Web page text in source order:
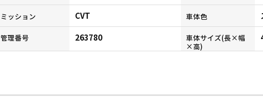
ミッション CVT 車体色
管理番号 263780
車体サイズ(長×幅
×高)